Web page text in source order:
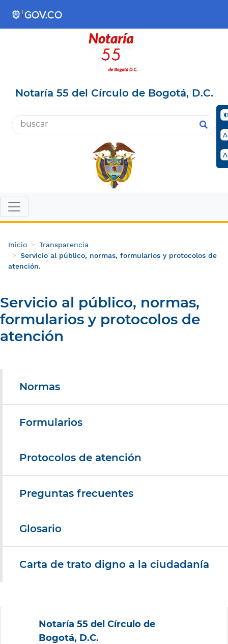
Notaría 55 del Círculo de Bogotá, D.C.
Inicio
Transparencia
Servicio al público, normas, formularios y protocolos de
atención.
Servicio al público, normas,
formularios y protocolos de
atención
Normas
Formularios
Protocolos de atención
Preguntas frecuentes
Glosario
Carta de trato digno a la ciudadanía
Notaría 55 del Círculo de
Bogotá, D.C.